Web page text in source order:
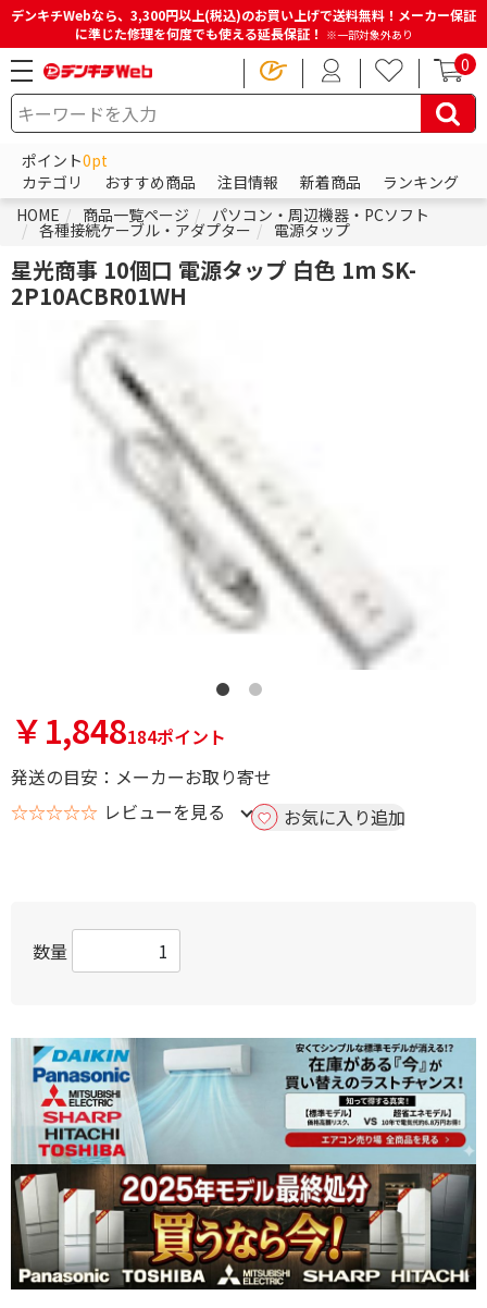
デンキチWebなら、3,300円以上(税込)のお買い上げで送料無料！メーカー保証
に準じた修理を何度でも使える延長保証！ ※一部対象外あり
0
ポイント0pt
カテゴリ
おすすめ商品 注目情報 新着商品
ランキング
HOME
商品一覧ページ パソコン・周辺機器・PCソフト
各種接続ケーブル・アダプター 電源タップ
星光商事 10個口 電源タップ 白色 1m SK-
2P10ACBR01WH
￥1,848184ポイント
発送の目安：メーカーお取り寄せ
☆☆☆☆☆ レビューを見る お気に入り追加
数量